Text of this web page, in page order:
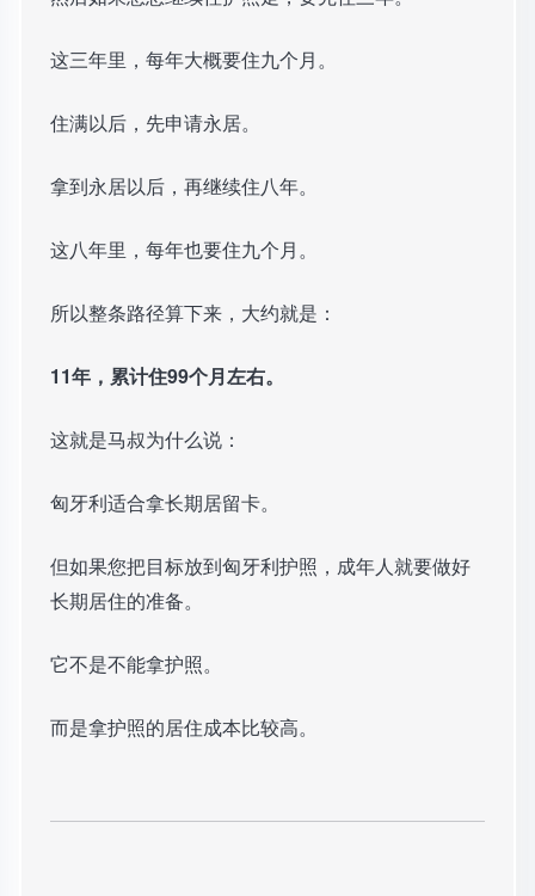
这三年里，每年大概要住九个月。
住满以后，先申请永居。
拿到永居以后，再继续住八年。
这八年里，每年也要住九个月。
所以整条路径算下来，大约就是：
11年，累计住99个月左右。
这就是马叔为什么说：
匈牙利适合拿长期居留卡。
但如果您把目标放到匈牙利护照，成年人就要做好
长期居住的准备。
它不是不能拿护照。
而是拿护照的居住成本比较高。